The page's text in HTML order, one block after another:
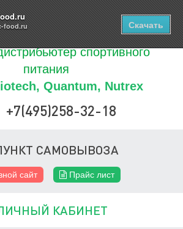
food.ru Скачать
0ТОВАРОВ
спортивного
питания
Quantum, Nutrex
+7(495)258-32-18
САМОВЫВОЗА
сайт Прайс лист
КАБИНЕТ